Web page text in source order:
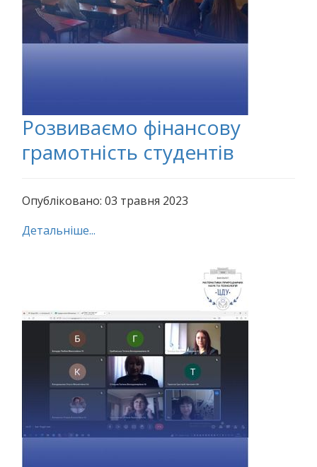
Розвиваємо фінансову
грамотність студентів
Опубліковано: 03 травня 2023
Детальніше...